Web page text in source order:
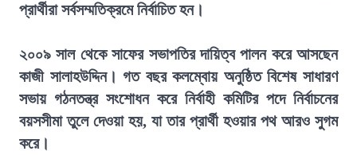
প্রার্থীরা সর্বসম্মতিক্রমে নির্বাচিত হন।
২০০৯ সাল থেকে সাফের সভাপতির দায়িত্ব পালন করে আসছেন
কাজী সালাহউদ্দিন। গত বছর কলম্বোয় অনুষ্ঠিত বিশেষ সাধারণ
সভায় গঠনতন্ত্র সংশোধন করে নির্বাহী কমিটির পদে নির্বাচনের
বয়সসীমা তুলে দেওয়া হয়, যা তার প্রার্থী হওয়ার পথ আরও সুগম
করে।